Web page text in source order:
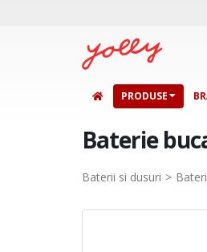
PRODUSE
Baterie
Baterii si dusuri